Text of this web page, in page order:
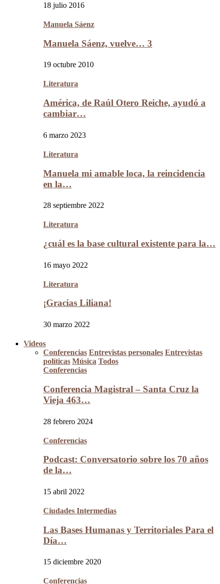
18 julio 2016
Manuela Sáenz
Manuela Sáenz, vuelve… 3
19 octubre 2010
Literatura
América, de Raúl Otero Reiche, ayudó a
cambiar…
6 marzo 2023
Literatura
Manuela mi amable loca, la reincidencia
en la…
28 septiembre 2022
Literatura
¿cuál es la base cultural existente para la…
16 mayo 2022
Literatura
¡Gracias Liliana!
30 marzo 2022
Videos
Conferencias Entrevistas personales Entrevistas
políticas Música Todos
Conferencias
Conferencia Magistral – Santa Cruz la
Vieja 463…
28 febrero 2024
Conferencias
Podcast: Conversatorio sobre los 70 años
de la…
15 abril 2022
Ciudades Intermedias
Las Bases Humanas y Territoriales Para el
Día…
15 diciembre 2020
Conferencias